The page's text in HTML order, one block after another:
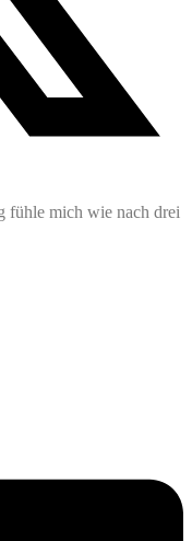
fühle mich wie nach drei